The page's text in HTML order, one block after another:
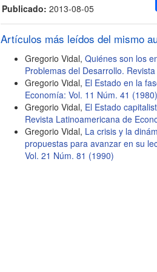
Publicado: 2013-08-05
Artículos más leídos del mismo
Gregorio Vidal, Quiénes son los
Problemas del Desarrollo.
Gregorio Vidal, El Estado en la
Economía: Vol. 11 Núm. 41 (1980)
Gregorio Vidal, El Estado
Revista Latinoamericana de
Gregorio Vidal, La crisis y la
propuestas para avanzar en su
Vol. 21 Núm. 81 (1990)